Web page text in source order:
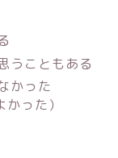
うこともある
かった
った）